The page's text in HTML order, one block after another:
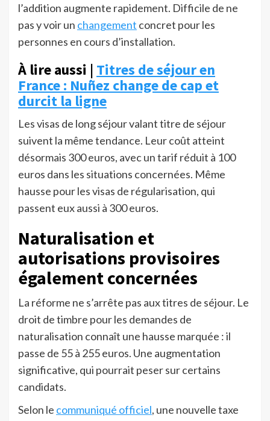
l’addition augmente rapidement. Difficile de ne
pas y voir un changement concret pour les
personnes en cours d’installation.
À lire aussi | Titres de séjour en
France : Nuñez change de cap et
durcit la ligne
Les visas de long séjour valant titre de séjour
suivent la même tendance. Leur coût atteint
désormais 300 euros, avec un tarif réduit à 100
euros dans les situations concernées. Même
hausse pour les visas de régularisation, qui
passent eux aussi à 300 euros.
Naturalisation et
autorisations provisoires
également concernées
La réforme ne s’arrête pas aux titres de séjour. Le
droit de timbre pour les demandes de
naturalisation connaît une hausse marquée : il
passe de 55 à 255 euros. Une augmentation
significative, qui pourrait peser sur certains
candidats.
Selon le communiqué officiel, une nouvelle taxe